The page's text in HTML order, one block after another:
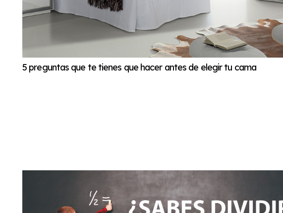
5 preguntas que te tienes que hacer antes de elegir tu cama